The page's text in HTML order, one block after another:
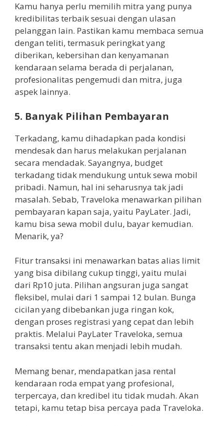
Kamu hanya perlu memilih mitra yang punya
kredibilitas terbaik sesuai dengan ulasan
pelanggan lain. Pastikan kamu membaca semua
dengan teliti, termasuk peringkat yang
diberikan, kebersihan dan kenyamanan
kendaraan selama berada di perjalanan,
profesionalitas pengemudi dan mitra, juga
aspek lainnya.
5. Banyak Pilihan Pembayaran
Terkadang, kamu dihadapkan pada kondisi
mendesak dan harus melakukan perjalanan
secara mendadak. Sayangnya, budget
terkadang tidak mendukung untuk sewa mobil
pribadi. Namun, hal ini seharusnya tak jadi
masalah. Sebab, Traveloka menawarkan pilihan
pembayaran kapan saja, yaitu PayLater. Jadi,
kamu bisa sewa mobil dulu, bayar kemudian.
Menarik, ya?
Fitur transaksi ini menawarkan batas alias limit
yang bisa dibilang cukup tinggi, yaitu mulai
dari Rp10 juta. Pilihan angsuran juga sangat
fleksibel, mulai dari 1 sampai 12 bulan. Bunga
cicilan yang dibebankan juga ringan kok,
dengan proses registrasi yang cepat dan lebih
praktis. Melalui PayLater Traveloka, semua
transaksi tentu akan menjadi lebih mudah.
Memang benar, mendapatkan jasa rental
kendaraan roda empat yang profesional,
terpercaya, dan kredibel itu tidak mudah. Akan
tetapi, kamu tetap bisa percaya pada Traveloka.